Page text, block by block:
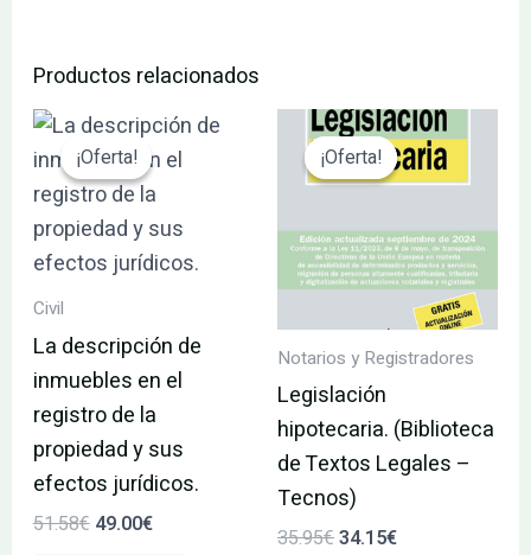
Productos relacionados
¡Oferta!
¡Oferta!
Civil
La descripción de
inmuebles en el
registro de la
propiedad y sus
efectos jurídicos.
51.58€
El
precio
original
era:
51.58€.
49.00€
El
precio
actual
es:
49.00€.
¡Oferta!
¡Oferta!
Notarios y Registradores
Legislación
hipotecaria. (Biblioteca
de Textos Legales –
Tecnos)
35.95€
El
precio
original
34.15€
El
precio
actual
es: